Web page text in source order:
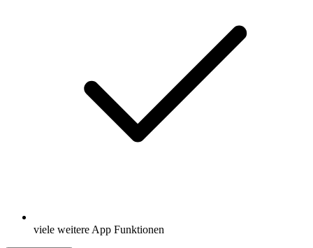
viele weitere App Funktionen